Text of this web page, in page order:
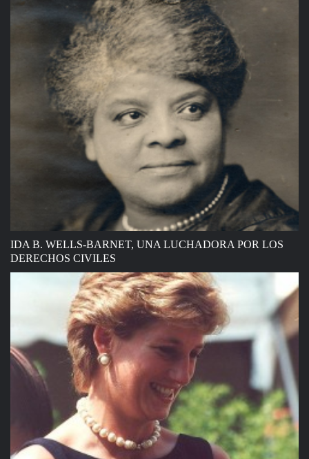
IDA B. WELLS-BARNET, UNA LUCHADORA POR LOS
DERECHOS CIVILES